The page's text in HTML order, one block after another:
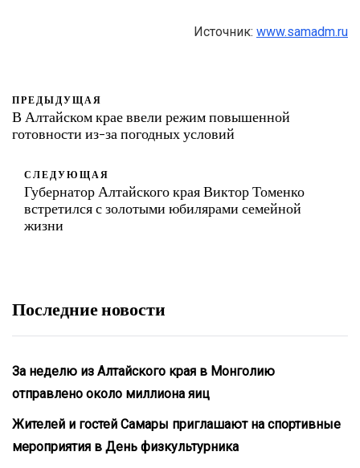
Источник: www.samadm.ru
ПРЕДЫДУЩАЯ
В Алтайском крае ввели режим повышенной
готовности из-за погодных условий
СЛЕДУЮЩАЯ
Губернатор Алтайского края Виктор Томенко
встретился с золотыми юбилярами семейной
жизни
Последние новости
За неделю из Алтайского края в Монголию
отправлено около миллиона яиц
Жителей и гостей Самары приглашают на спортивные
мероприятия в День физкультурника